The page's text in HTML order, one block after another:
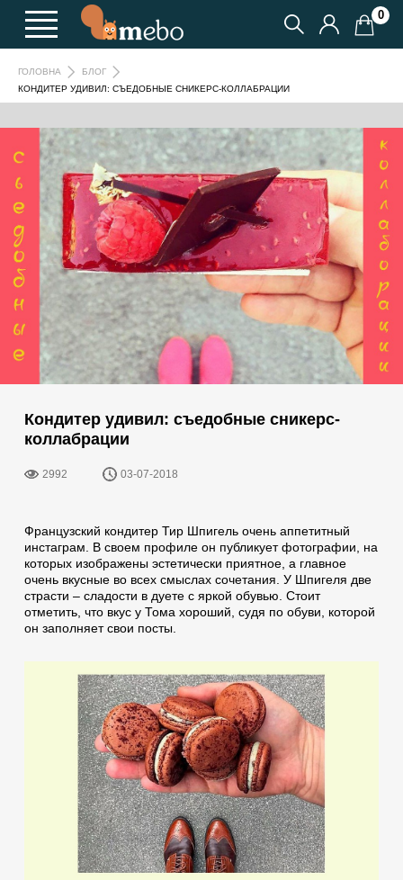
0
ГОЛОВНА
БЛОГ
КОНДИТЕР УДИВИЛ: СЪЕДОБНЫЕ СНИКЕРС-КОЛЛАБРАЦИИ
Кондитер удивил: съедобные сникерс-
коллабрации
2992 03-07-2018
Французский кондитер Тир Шпигель очень аппетитный
инстаграм. В своем профиле он публикует фотографии, на
которых изображены эстетически приятное, а главное
очень вкусные во всех смыслах сочетания. У Шпигеля две
страсти – сладости в дуете с яркой обувью. Стоит
отметить, что вкус у Тома хороший, судя по обуви, которой
он заполняет свои посты.